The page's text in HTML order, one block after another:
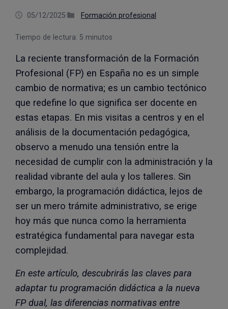
05/12/2025· Formación profesional
Tiempo de lectura: 5 minutos
La reciente transformación de la Formación
Profesional (FP) en España no es un simple
cambio de normativa; es un cambio tectónico
que redefine lo que significa ser docente en
estas etapas. En mis visitas a centros y en el
análisis de la documentación pedagógica,
observo a menudo una tensión entre la
necesidad de cumplir con la administración y la
realidad vibrante del aula y los talleres. Sin
embargo, la programación didáctica, lejos de
ser un mero trámite administrativo, se erige
hoy más que nunca como la herramienta
estratégica fundamental para navegar esta
complejidad.
En este artículo, descubrirás las claves para
adaptar tu programación didáctica a la nueva
FP dual, las diferencias normativas entre